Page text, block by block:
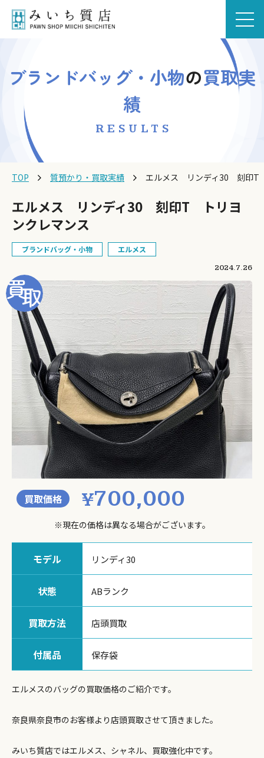
ブランドバッグ・小物の買取実
績
RESULTS
TOP 質預かり・買取実績 エルメス リンディ30 刻印T
エルメス リンディ30 刻印T トリヨ
ンクレマンス
ブランドバッグ・小物 エルメス
2024.7.26
買取価格 ¥700,000
※現在の価格は異なる場合がございます。
モデル リンディ30
状態 ABランク
買取方法 店頭買取
付属品 保存袋
エルメスのバッグの買取価格のご紹介です。
奈良県奈良市のお客様より店頭買取させて頂きました。
みいち質店ではエルメス、シャネル、買取強化中です。